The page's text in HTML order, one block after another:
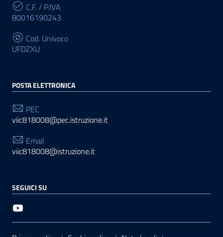
C.F. / P.IVA
80016190243
Cod. Univoco
UFDZXU
POSTA ELETTRONICA
PEC
viic818008@pec.istruzione.it
Email
viic818008@istruzione.it
SEGUICI SU